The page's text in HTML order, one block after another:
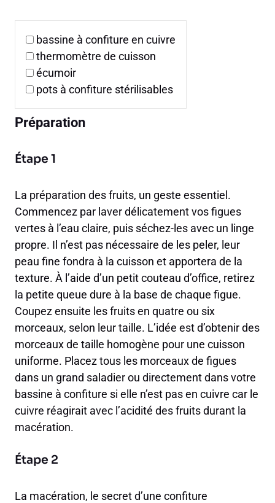
bassine à confiture en cuivre
thermomètre de cuisson
écumoir
pots à confiture stérilisables
Préparation
Étape 1
La préparation des fruits, un geste essentiel.
Commencez par laver délicatement vos figues
vertes à l’eau claire, puis séchez-les avec un linge
propre. Il n’est pas nécessaire de les peler, leur
peau fine fondra à la cuisson et apportera de la
texture. À l’aide d’un petit couteau d’office, retirez
la petite queue dure à la base de chaque figue.
Coupez ensuite les fruits en quatre ou six
morceaux, selon leur taille. L’idée est d’obtenir des
morceaux de taille homogène pour une cuisson
uniforme. Placez tous les morceaux de figues
dans un grand saladier ou directement dans votre
bassine à confiture si elle n’est pas en cuivre car le
cuivre réagirait avec l’acidité des fruits durant la
macération.
Étape 2
La macération, le secret d’une confiture